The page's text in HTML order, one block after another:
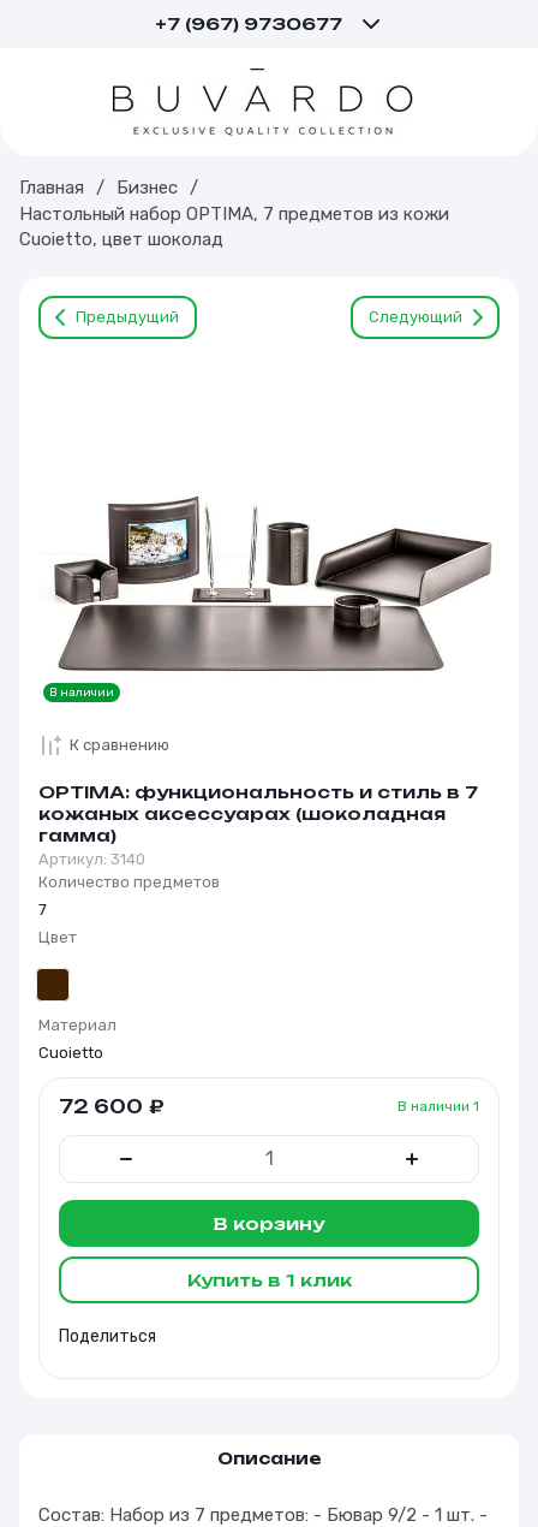
+7 (967) 9730677
Главная / Бизнес /
Настольный набор OPTIMA, 7 предметов из кожи
Cuoietto, цвет шоколад
Предыдущий Следующий
В наличии
OPTIMA: функциональность и стиль в 7
кожаных аксессуарах (шоколадная
гамма)
Артикул: 3140
Количество предметов
7
Цвет
Материал
Cuoietto
В наличии 1
72 600 ₽
В корзину
Купить в 1 клик
К сравнению
Поделиться
Описание
Состав: Набор из 7 предметов: - Бювар 9/2 - 1 шт. -